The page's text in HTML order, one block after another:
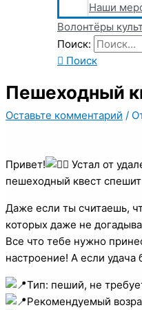
Наши
Волонтёры
Поиск:
Поиск
Пешеходный
Оставьте комментарий /
Привет! Устал от
пешеходный квест
Даже если ты считаешь,
которых даже не
Все что тебе нужно
настроение! А если
Тип: пеший, не
Рекомендуемый